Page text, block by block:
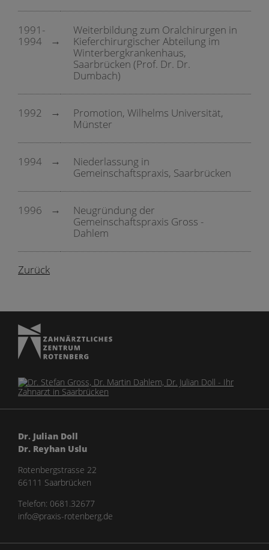
1991-
1994
Weiterbildung zum Oralchirurgen in
Kieferchirurgischer Abteilung im
Winterbergkrankenhaus,
Saarbrücken (Prof. Dr. Dr.
Dumbach)
1992
Promotion, Wilhelms Universität,
Münster
1994
Niederlassung in
Gemeinschaftspraxis, Saarbrücken
1996
Neugründung der
Gemeinschaftspraxis Gross -
Dahlem
Zurück
Dr. Julian Doll
Dr. Reyhan Uslu
Rotenbergstrasse 22
66111 Saarbrücken
Telefon: 0681.32677
info@praxis-rotenberg.de